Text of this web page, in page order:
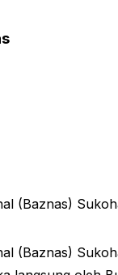
(Baznas)
(Baznas)